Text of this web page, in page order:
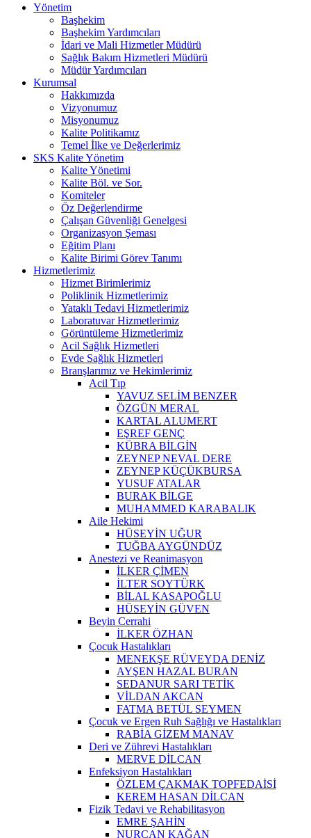
Yönetim
Başhekim
Başhekim Yardımcıları
İdari ve Mali Hizmetler Müdürü
Sağlık Bakım Hizmetleri Müdürü
Müdür Yardımcıları
Kurumsal
Hakkımızda
Vizyonumuz
Misyonumuz
Kalite Politikamız
Temel İlke ve Değerlerimiz
SKS Kalite Yönetim
Kalite Yönetimi
Kalite Böl. ve Sor.
Komiteler
Öz Değerlendirme
Çalışan Güvenliği Genelgesi
Organizasyon Şeması
Eğitim Planı
Kalite Birimi Görev Tanımı
Hizmetlerimiz
Hizmet Birimlerimiz
Poliklinik Hizmetlerimiz
Yataklı Tedavi Hizmetlerimiz
Laboratuvar Hizmetlerimiz
Görüntüleme Hizmetlerimiz
Acil Sağlık Hizmetleri
Evde Sağlık Hizmetleri
Branşlarımız ve Hekimlerimiz
Acil Tıp
YAVUZ SELİM BENZER
ÖZGÜN MERAL
KARTAL ALUMERT
EŞREF GENÇ
KÜBRA BİLGİN
ZEYNEP NEVAL DERE
ZEYNEP KÜÇÜKBURSA
YUSUF ATALAR
BURAK BİLGE
MUHAMMED KARABALIK
Aile Hekimi
HÜSEYİN UĞUR
TUĞBA AYGÜNDÜZ
Anestezi ve Reanimasyon
İLKER ÇİMEN
İLTER SOYTÜRK
BİLAL KASAPOĞLU
HÜSEYİN GÜVEN
Beyin Cerrahi
İLKER ÖZHAN
Çocuk Hastalıkları
MENEKŞE RÜVEYDA DENİZ
AYŞEN HAZAL BURAN
SEDANUR SARI TETİK
VİLDAN AKCAN
FATMA BETÜL SEYMEN
Çocuk ve Ergen Ruh Sağlığı ve Hastalıkları
RABİA GİZEM MANAV
Deri ve Zührevi Hastalıkları
MERVE DİLCAN
Enfeksiyon Hastalıkları
ÖZLEM ÇAKMAK TOPFEDAİSİ
KEREM HASAN DİLCAN
Fizik Tedavi ve Rehabilitasyon
EMRE ŞAHİN
NURCAN KAĞAN